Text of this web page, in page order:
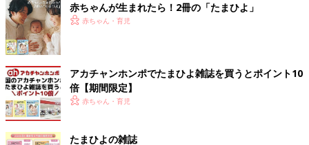
赤ちゃんが生まれたら！2冊の「たまひよ」
赤ちゃん・育児
アカチャンホンポでたまひよ雑誌を買うとポイント10
倍【期間限定】
赤ちゃん・育児
たまひよの雑誌